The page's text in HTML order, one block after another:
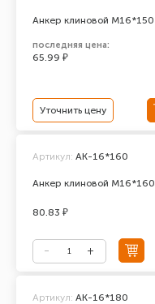
Анкер клиновой М16*150
последняя цена:
65.99 ₽
Уточнить цену
Анкер клиновой М16*160
Артикул: АК-16*160
80.83 ₽
Артикул: АК-16*180